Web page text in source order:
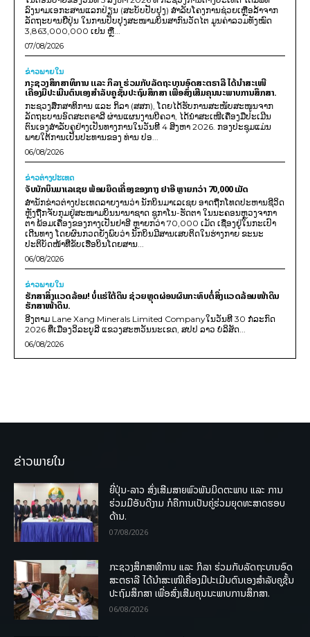
ລົງນາມເອກະສານແລກປ່ຽນ (ສະບັບປັບປຸງ) ສໍາລັບໂຄງການຊ່ວຍເຫຼືອລ້າຈາກ
ລັດຖະບານຍີ່ປຸ່ນ ໃນການປັບປຸງສະໜາມບິນສາກົນວັດໄຕ ມູນຄ່າລວມທັງໝົດ
3,863,000,000 ເຢນ ຫຼື...
07/08/2026
ຂ່າວພາຍ​ໃນ
ກະຊວງສຶກສາທິການ ແລະ ກິລາ ຮ່ວມກັບລັດຖະບານອົດສະຕຣາລີ ໄດ້ນຳສະເໜີ
ເຄື່ອງມືປະເມີນຕົນເອງສຳລັບຄູຊັ້ນປະຖົມສຶກສາ ເພື່ອສົ່ງເສີມຄຸນນະພາບການສຶກສາ.
ກະຊວງສຶກສາທິການ ແລະ ກິລາ (ສສກ), ໂດຍໄດ້ຮັບການສະໜັບສະໜູນຈາກ
ລັດຖະບານອົດສະຕຣາລີ ຜ່ານແຜນງານບີຄວາ, ໄດ້ນຳສະເໜີເຄື່ອງມືປະເມີນ
ຕົນເອງສຳລັບຄູຢ່າງເປັນທາງການໃນວັນທີ 4 ສິງຫາ 2026. ກອງປະຊຸມແມ່ນ
ພາຍໃຕ້ການເປັນປະທານຂອງ ທ່ານ ປອ...
06/08/2026
ຂ່າວຕ່າງປະເທດ
ຈັບນັກບິນມາເລເຊຍ ພ້ອມຍຶດເຄື່ອງຂອງກາງ ຢາອີ ຫຼາຍກວ່າ 70,000 ເມັດ
ສຳນັກຂ່າວຕ່າງປະເທດລາຍງານວ່າ ນັກບິນມາເລເຊຍ ອາດຖືກໂທດປະຫານຊີວິດ
ຫຼັງຖືກຈັບກຸມຢູ່ສະໜາມບິນນານາຊາດ ຊູກາໂນ-ຮັດຕາ ໃນນະຄອນຫຼວງຈາກາ
ຕາ ພ້ອມເຄື່ອງຂອງກາງເປັນຢາອີ ຫຼາຍກວ່າ 70,000 ເມັດ ເຊື່ອງຢູ່ໃນກະເປົາ
ເດີນທາງ ໂດຍຜົນກວດຍັງພົບວ່າ ນັກບິນມີສານເສບຕິດໃນຮ່າງກາຍ ຂະນະ
ປະຕິບັດໜ້າທີ່ຂັບເຮືອບິນໂດຍສານ...
06/08/2026
ຂ່າວພາຍ​ໃນ
ຮັກສາສິ່ງແວດລ້ອມ! ບໍ່ແຮ່ໃຕ້ດິນ ຊ່ວຍຫຼຸດຜ່ອນຜົນກະທົບຕໍ່ສິ່ງແວດລ້ອມໜ້າດິນ
ຮັກສາໜ້າດິນ.
ອີງຕາມ Lane Xang Minerals Limited Companyໃນວັນທີ 30 ກໍລະກົດ
2026 ທີ່ເມືອງວິລະບູລີ ແຂວງສະຫວັນນະເຂດ, ສປປ ລາວ ບໍລິສັດ...
06/08/2026
ຂ່າວພາຍໃນ
ຍີ່ປຸ່ນ-ລາວ ສົ່ງເສີມສາຍພົວພັນມິດຕະພາບ ແລະ ການ
ຮ່ວມມືອັນດີງາມ ກໍຄືການເປັນຄູ່ຮ່ວມຍຸດທະສາດຮອບ
ດ້ານ.
07/08/2026
ກະຊວງສຶກສາທິການ ແລະ ກິລາ ຮ່ວມກັບລັດຖະບານອົດ
ສະຕຣາລີ ໄດ້ນຳສະເໜີເຄື່ອງມືປະເມີນຕົນເອງສຳລັບຄູຊັ້ນ
ປະຖົມສຶກສາ ເພື່ອສົ່ງເສີມຄຸນນະພາບການສຶກສາ.
06/08/2026